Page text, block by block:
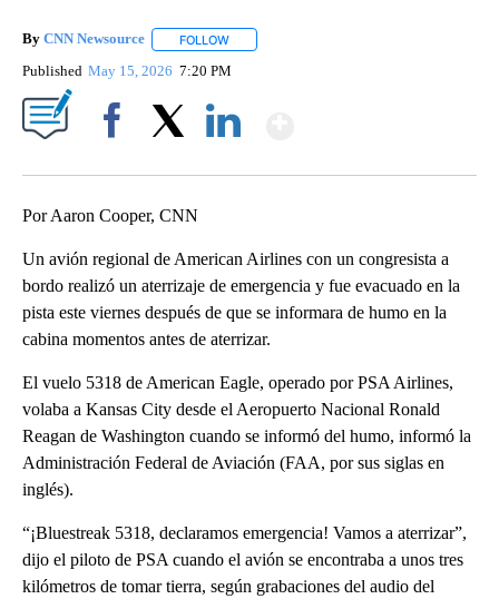
By CNN Newsource FOLLOW
Published May 15, 2026 7:20 PM
Por Aaron Cooper, CNN
Un avión regional de American Airlines con un congresista a
bordo realizó un aterrizaje de emergencia y fue evacuado en la
pista este viernes después de que se informara de humo en la
cabina momentos antes de aterrizar.
El vuelo 5318 de American Eagle, operado por PSA Airlines,
volaba a Kansas City desde el Aeropuerto Nacional Ronald
Reagan de Washington cuando se informó del humo, informó la
Administración Federal de Aviación (FAA, por sus siglas en
inglés).
“¡Bluestreak 5318, declaramos emergencia! Vamos a aterrizar”,
dijo el piloto de PSA cuando el avión se encontraba a unos tres
kilómetros de tomar tierra, según grabaciones del audio del